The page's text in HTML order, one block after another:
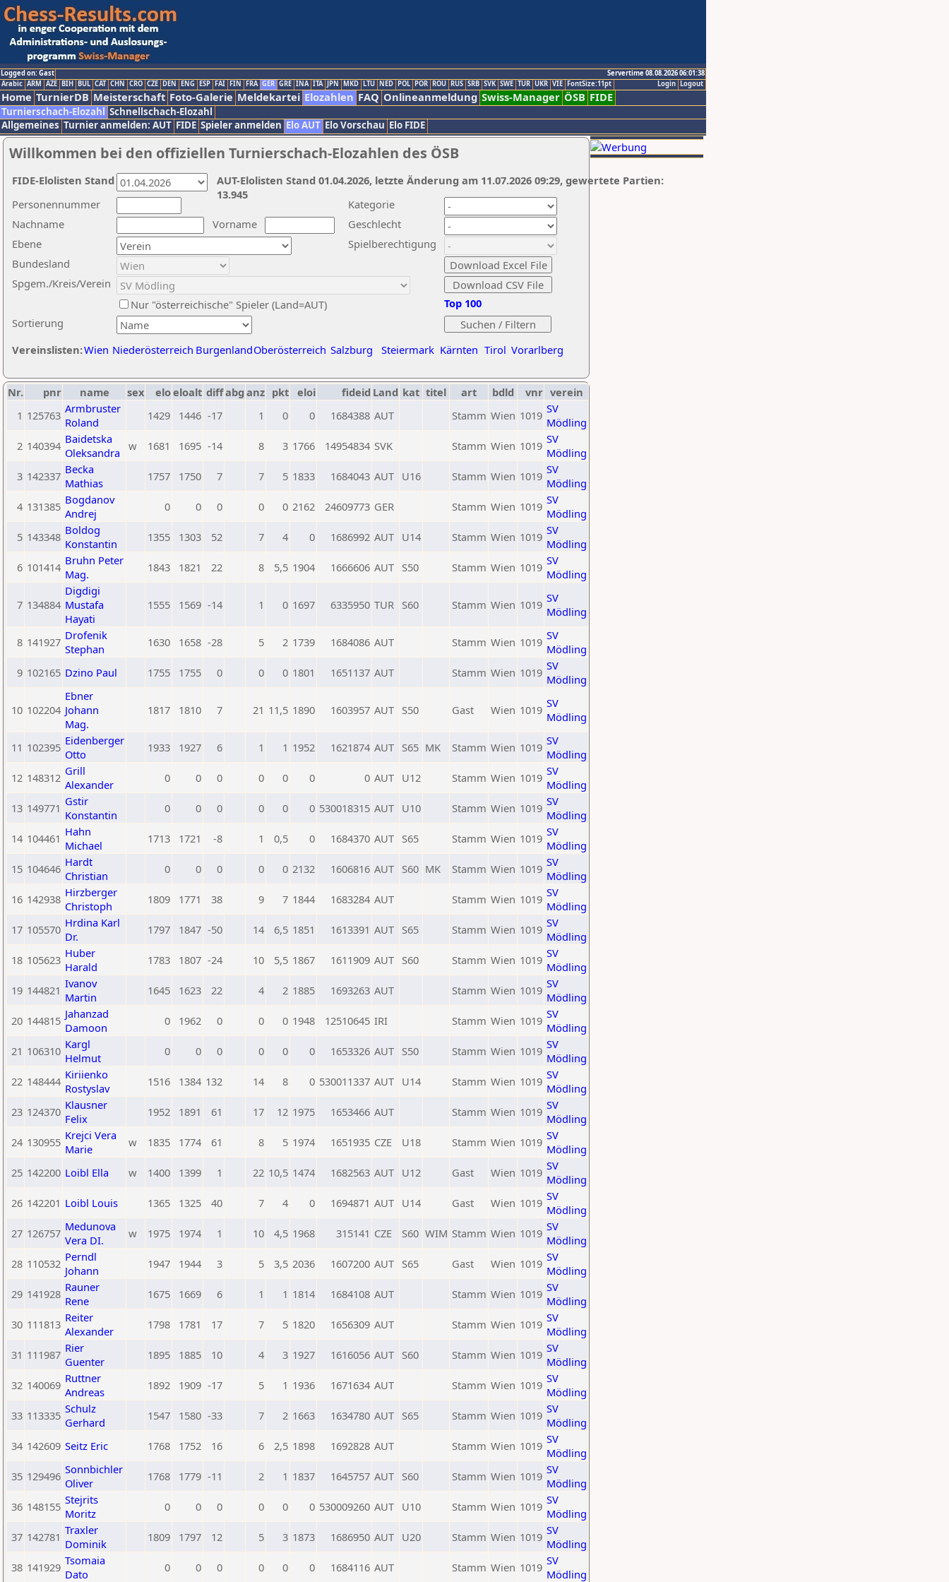
Logged on: Gast
Servertime 08.08.2026 06:01:38
Logout
Login
Arabic ARM AZE BIH BUL CAT CHN CRO CZE DEN ENG ESP FAI FIN FRA GER GRE INA ITA JPN MKD LTU NED POL POR ROU RUS SRB SVK SWE TUR UKR VIE FontSize:11pt
Home TurnierDB Meisterschaft Foto-Galerie Meldekartei Elozahlen FAQ Onlineanmeldung Swiss-Manager ÖSB FIDE
Turnierschach-Elozahl Schnellschach-Elozahl
Allgemeines Turnier anmelden: AUT FIDE Spieler anmelden Elo AUT Elo Vorschau Elo FIDE
Willkommen bei den offiziellen Turnierschach-Elozahlen des ÖSB
Nachname
Vorname
Ebene
Kategorie
Sortierung
Personennummer
Bundesland
Spgem./Kreis/Verein
Geschlecht
Nur "österreichische" Spieler (Land=AUT)
Spielberechtigung
Vereinslisten:Wien Niederösterreich BurgenlandOberösterreich Salzburg Steiermark Kärnten Tirol Vorarlberg
Top 100
AUT-Elolisten Stand 01.04.2026, letzte Änderung am 11.07.2026 09:29, gewertete Partien:
13.945
FIDE-Elolisten Stand
Nr. pnr name sex eloeloalt diffabg anz pkt eloi fideid Land kat titel art bdld vnr verein
1 125763 Armbruster
Roland
1429 1446 -17 1 0 0 1684388 AUT Stamm Wien 1019 SV
Mödling
2 140394 Baidetska
Oleksandra
w 1681 1695 -14 8 3 1766 14954834 SVK Stamm Wien 1019 SV
Mödling
3 142337 Becka
Mathias
1757 1750 7 7 5 1833 1684043 AUT U16 Stamm Wien 1019 SV
Mödling
4 131385 Bogdanov
Andrej
0 0 0 0 0 2162 24609773 GER Stamm Wien 1019 SV
Mödling
5 143348 Boldog
Konstantin
1355 1303 52 7 4 0 1686992 AUT U14 Stamm Wien 1019 SV
Mödling
6 101414 Bruhn Peter
Mag.
1843 1821 22 8 5,5 1904 1666606 AUT S50 Stamm Wien 1019 SV
Mödling
7 134884
Digdigi
Mustafa
Hayati
1555 1569 -14 1 0 1697 6335950 TUR S60 Stamm Wien 1019 SV
Mödling
8 141927 Drofenik
Stephan
1630 1658 -28 5 2 1739 1684086 AUT Stamm Wien 1019 SV
Mödling
9 102165 Dzino Paul 1755 1755 0 0 0 1801 1651137 AUT Stamm Wien 1019 SV
Mödling
10 102204
Ebner
Johann
Mag.
1817 1810 7 21 11,5 1890 1603957 AUT S50 Gast Wien 1019 SV
Mödling
11 102395 Eidenberger
Otto
1933 1927 6 1 1 1952 1621874 AUT S65 MK Stamm Wien 1019 SV
Mödling
12 148312 Grill
Alexander
0 0 0 0 0 0 0 AUT U12 Stamm Wien 1019 SV
Mödling
13 149771 Gstir
Konstantin
0 0 0 0 0 0 530018315 AUT U10 Stamm Wien 1019 SV
Mödling
14 104461 Hahn
Michael
1713 1721 -8 1 0,5 0 1684370 AUT S65 Stamm Wien 1019 SV
Mödling
15 104646 Hardt
Christian
0 0 0 0 0 2132 1606816 AUT S60 MK Stamm Wien 1019 SV
Mödling
16 142938 Hirzberger
Christoph
1809 1771 38 9 7 1844 1683284 AUT Stamm Wien 1019 SV
Mödling
17 105570 Hrdina Karl
Dr.
1797 1847 -50 14 6,5 1851 1613391 AUT S65 Stamm Wien 1019 SV
Mödling
18 105623 Huber
Harald
1783 1807 -24 10 5,5 1867 1611909 AUT S60 Stamm Wien 1019 SV
Mödling
19 144821 Ivanov
Martin
1645 1623 22 4 2 1885 1693263 AUT Stamm Wien 1019 SV
Mödling
20 144815 Jahanzad
Damoon
0 1962 0 0 0 1948 12510645 IRI Stamm Wien 1019 SV
Mödling
21 106310 Kargl
Helmut
0 0 0 0 0 0 1653326 AUT S50 Stamm Wien 1019 SV
Mödling
22 148444 Kiriienko
Rostyslav
1516 1384 132 14 8 0 530011337 AUT U14 Stamm Wien 1019 SV
Mödling
23 124370 Klausner
Felix
1952 1891 61 17 12 1975 1653466 AUT Stamm Wien 1019 SV
Mödling
24 130955 Krejci Vera
Marie
w 1835 1774 61 8 5 1974 1651935 CZE U18 Stamm Wien 1019 SV
Mödling
25 142200 Loibl Ella w 1400 1399 1 22 10,5 1474 1682563 AUT U12 Gast Wien 1019 SV
Mödling
26 142201 Loibl Louis 1365 1325 40 7 4 0 1694871 AUT U14 Gast Wien 1019 SV
Mödling
27 126757 Medunova
Vera DI.
w 1975 1974 1 10 4,5 1968 315141 CZE S60 WIM Stamm Wien 1019 SV
Mödling
28 110532 Perndl
Johann
1947 1944 3 5 3,5 2036 1607200 AUT S65 Gast Wien 1019 SV
Mödling
29 141928 Rauner
Rene
1675 1669 6 1 1 1814 1684108 AUT Stamm Wien 1019 SV
Mödling
30 111813 Reiter
Alexander
1798 1781 17 7 5 1820 1656309 AUT Stamm Wien 1019 SV
Mödling
31 111987 Rier
Guenter
1895 1885 10 4 3 1927 1616056 AUT S60 Stamm Wien 1019 SV
Mödling
32 140069 Ruttner
Andreas
1892 1909 -17 5 1 1936 1671634 AUT Stamm Wien 1019 SV
Mödling
33 113335 Schulz
Gerhard
1547 1580 -33 7 2 1663 1634780 AUT S65 Stamm Wien 1019 SV
Mödling
34 142609 Seitz Eric 1768 1752 16 6 2,5 1898 1692828 AUT Stamm Wien 1019 SV
Mödling
35 129496 Sonnbichler
Oliver
1768 1779 -11 2 1 1837 1645757 AUT S60 Stamm Wien 1019 SV
Mödling
36 148155 Stejrits
Moritz
0 0 0 0 0 0 530009260 AUT U10 Stamm Wien 1019 SV
Mödling
37 142781 Traxler
Dominik
1809 1797 12 5 3 1873 1686950 AUT U20 Stamm Wien 1019 SV
Mödling
38 141929 Tsomaia
Dato
0 0 0 0 0 0 1684116 AUT Stamm Wien 1019 SV
Mödling